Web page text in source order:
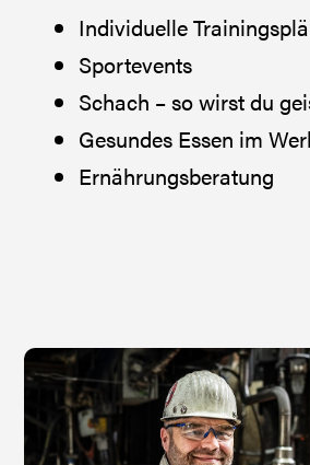
Individuelle
Sportevents
Schach – so wirst du
Gesundes Essen im
Ernährungsberatung